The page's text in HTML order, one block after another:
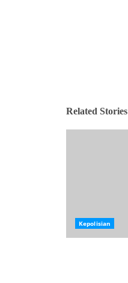
Related Stories
Kepolisian